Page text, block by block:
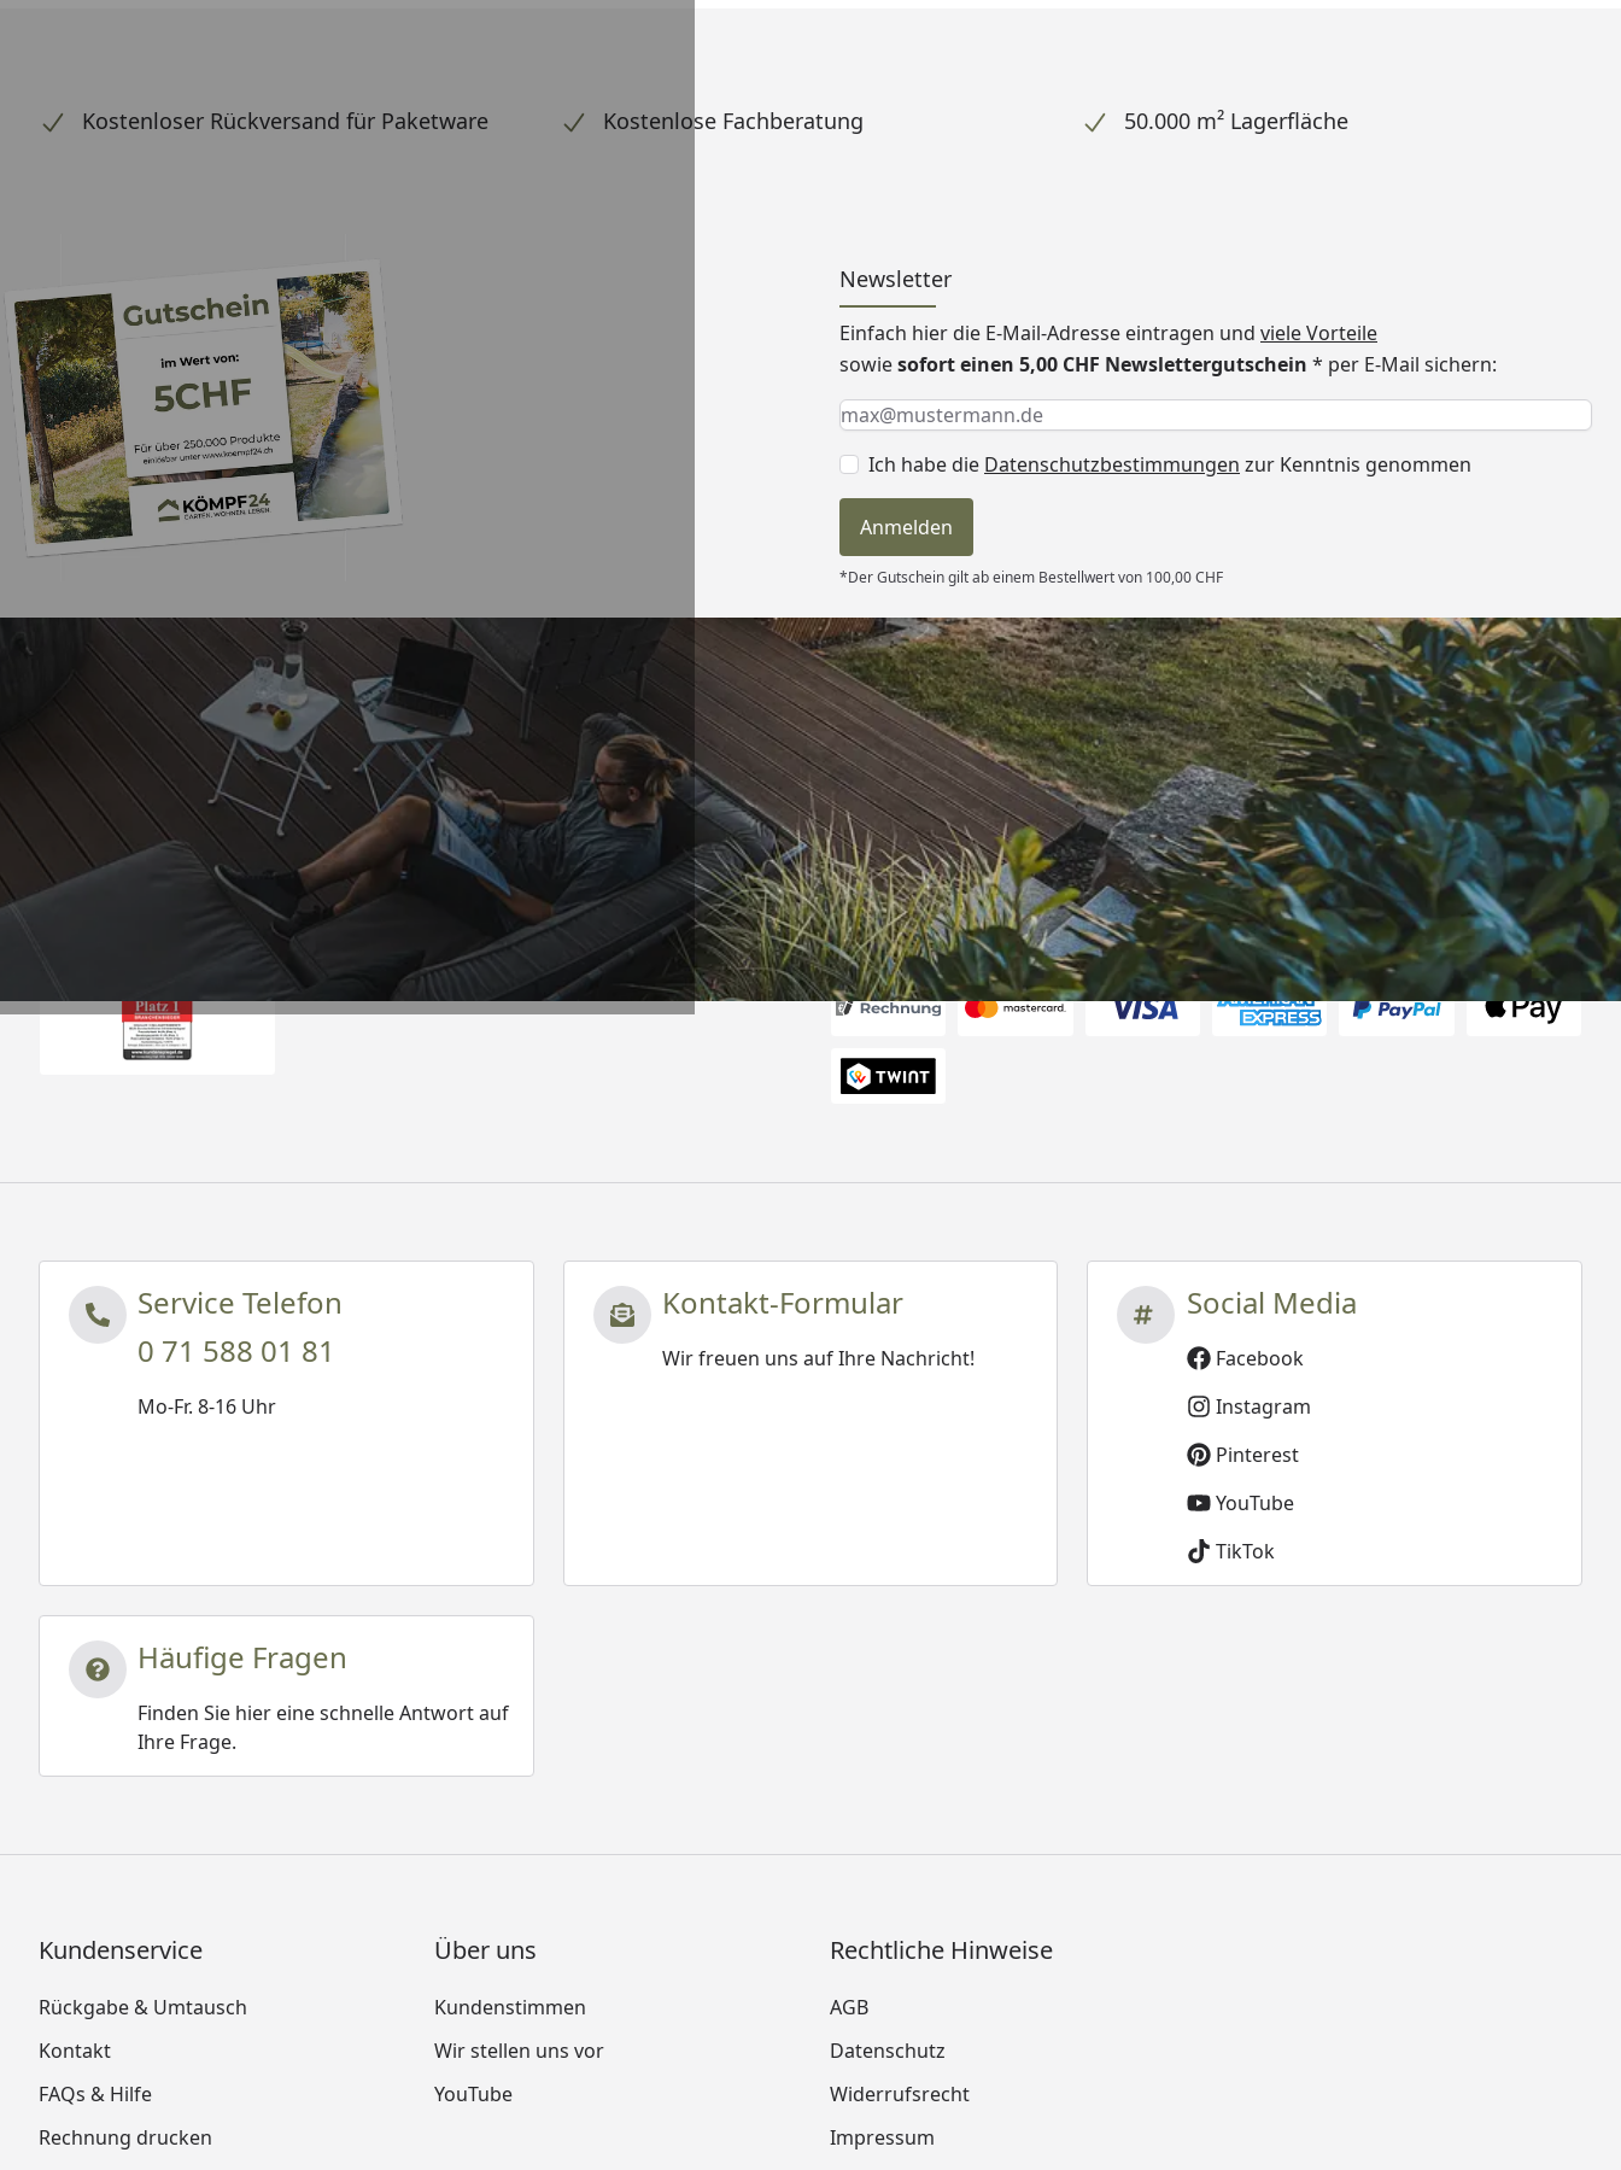
Kostenloser Rückversand für Paketware Kostenlose Fachberatung 50.000 m² Lagerfläche
Newsletter
Einfach hier die E-Mail-Adresse eintragen und viele Vorteile
sowiesofort einen 5,00 CHF Newslettergutschein * per E-Mail sichern:
Keine Eingabe erforderlich
Eingabe erforderlich
E-Mail *
Ich habe die Datenschutzbestimmungen zur Kenntnis genommen
Anmelden
*Der Gutschein gilt ab einem Bestellwert von 100,00 CHF
Trusted Shops
4,81/ 5
25.958 Bewertungen
„- Retouren Bearbeitung wurde
umgehend erledigt“
04.08.2026
Versand
Akzeptierte Zahlungsarten
Service Telefon
0 71 588 01 81
Mo-Fr. 8-16 Uhr
Kontakt-Formular
Wir freuen uns auf Ihre Nachricht!
Social Media
Facebook
Instagram
Pinterest
YouTube
TikTok
Häufige Fragen
Finden Sie hier eine schnelle Antwort auf
Ihre Frage.
Kundenservice
Rückgabe & Umtausch
Kontakt
FAQs & Hilfe
Rechnung drucken
Über uns
Kundenstimmen
Wir stellen uns vor
YouTube
Rechtliche Hinweise
AGB
Datenschutz
Widerrufsrecht
Impressum